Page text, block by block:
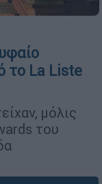
το La Liste
μόλις
του